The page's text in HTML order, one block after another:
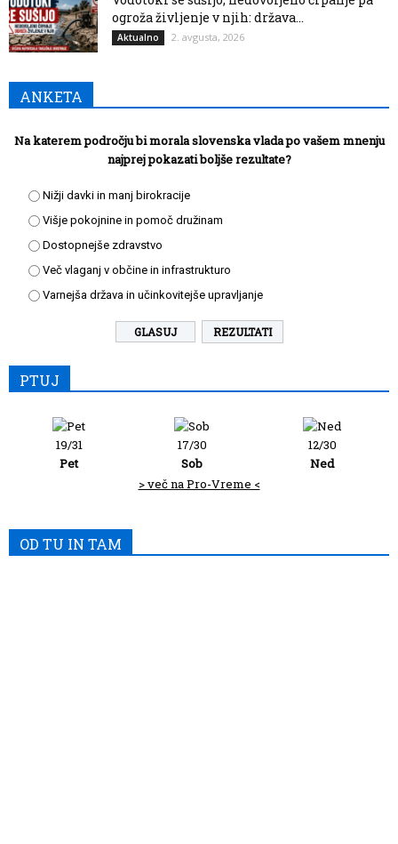
ogroža življenje v njih: država...
Aktualno 2. avgusta, 2026
ANKETA
Na katerem področju bi morala slovenska vlada po vašem mnenju
najprej pokazati boljše rezultate?
Nižji davki in manj birokracije
Višje pokojnine in pomoč družinam
Dostopnejše zdravstvo
Več vlaganj v občine in infrastrukturo
Varnejša država in učinkovitejše upravljanje
REZULTATI
PTUJ
19/31
Pet
17/30
Sob
12/30
Ned
> več na Pro-Vreme <
OD TU IN TAM